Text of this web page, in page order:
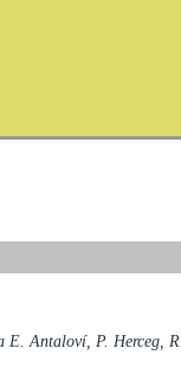
Antaloví, P. Herceg,